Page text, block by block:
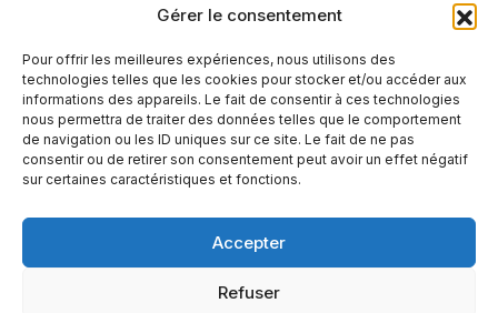
Gérer le consentement
Pour offrir les meilleures expériences, nous utilisons des
technologies telles que les cookies pour stocker et/ou accéder aux
informations des appareils. Le fait de consentir à ces technologies
nous permettra de traiter des données telles que le comportement
de navigation ou les ID uniques sur ce site. Le fait de ne pas
consentir ou de retirer son consentement peut avoir un effet négatif
sur certaines caractéristiques et fonctions.
Accepter
Refuser
FAQ
Réseaux sociaux
R.E.S.P.E.C.T
Contactez-moi